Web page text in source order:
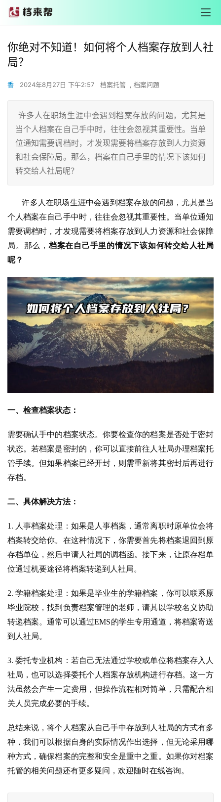
你绝对不知道！如何将个人档案存放到人社
局？
香 2024年8月27日 下午2:57 档案托管 , 档案问题
许多人在职场生涯中会遇到档案存放的问题，尤其是
当个人档案在自己手中时，往往会忽视其重要性。当单
位通知需要调档时，才发现需要将档案存放到人力资源
和社会保障局。那么，档案在自己手里的情况下该如何
转交给人社局呢？
许多人在职场生涯中会遇到档案存放的问题，尤其是当
个人档案在自己手中时，往往会忽视其重要性。当单位通知
需要调档时，才发现需要将档案存放到人力资源和社会保障
局。那么，档案在自己手里的情况下该如何转交给人社局
呢？
一、检查档案状态：
需要确认手中的档案状态。你要检查你的档案是否处于密封
状态。若档案是密封的，你可以直接前往人社局办理档案托
管手续。但如果档案已经开封，则需重新将其密封后再进行
存档。
二、具体解决方法：
1. 人事档案处理：如果是人事档案，通常离职时原单位会将
档案转交给你。在这种情况下，你需要首先将档案退回到原
存档单位，然后申请人社局的调档函。接下来，让原存档单
位通过机要途径将档案转递到人社局。
2. 学籍档案处理：如果是毕业生的学籍档案，你可以联系原
毕业院校，找到负责档案管理的老师，请其以学校名义协助
转递档案。通常可以通过EMS的学生专用通道，将档案寄送
到人社局。
3. 委托专业机构：若自己无法通过学校或单位将档案存入人
社局，也可以选择委托个人档案存放机构进行存档。这一方
法虽然会产生一定费用，但操作流程相对简单，只需配合相
关人员完成必要的手续。
总结来说，将个人档案从自己手中存放到人社局的方式有多
种，我们可以根据自身的实际情况作出选择，但无论采用哪
种方式，确保档案的完整和安全是重中之重。如果你对档案
托管的相关问题还有更多疑问，欢迎随时在线咨询。